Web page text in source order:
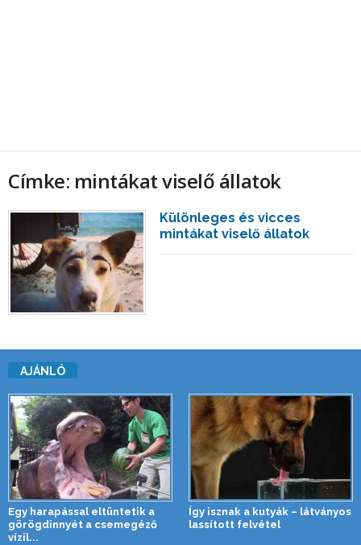
Címke: mintákat viselő állatok
Különleges és vicces
mintákat viselő állatok
AJÁNLÓ
Egy harapással eltüntetik a
görögdinnyét a csemegéző
vízil...
Így isznak a kutyák – látványos
lassított felvétel